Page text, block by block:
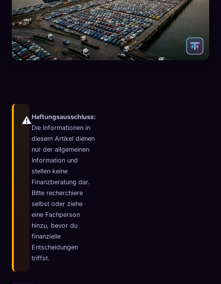
⚠️Haftungsausschluss:
Die Informationen in
diesem Artikel dienen
nur der allgemeinen
Information und
stellen keine
Finanzberatung dar.
Bitte recherchiere
selbst oder ziehe
eine Fachperson
hinzu, bevor du
finanzielle
Entscheidungen
triffst.
🧬Xeno Database
Kollektion
☁️ Speichere deine Sammlung auf allen Geräten